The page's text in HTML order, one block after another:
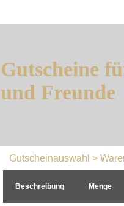
Gutscheine
und Freunde
Gutscheinauswahl >
Beschreibung Menge